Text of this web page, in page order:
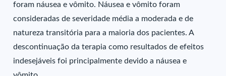
foram náusea e vômito. Náusea e vômito foram
consideradas de severidade média a moderada e de
natureza transitória para a maioria dos pacientes. A
descontinuação da terapia como resultados de efeitos
indesejáveis foi principalmente devido a náusea e